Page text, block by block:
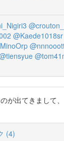
@Kaede1018sr
出てきまして
(4)